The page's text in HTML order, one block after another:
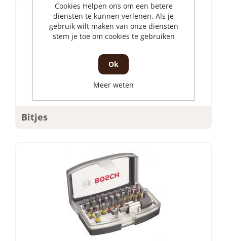
Bitjes
Cookies Helpen ons om een betere
diensten te kunnen verlenen. Als je
gebruik wilt maken van onze diensten
stem je toe om cookies te gebruiken
Ok
Meer weten